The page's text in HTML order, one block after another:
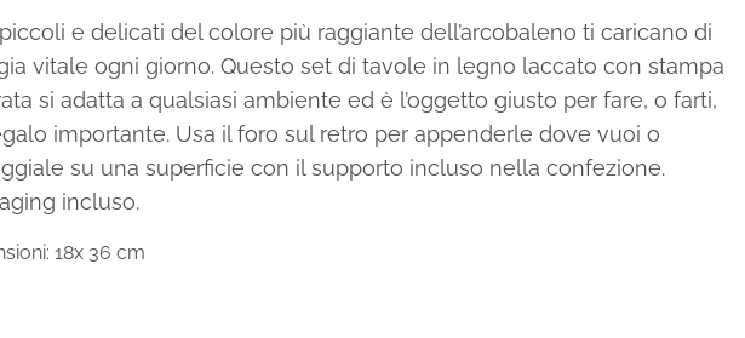
e delicati del colore più raggiante dell’arcobaleno ti caricano di
vitale ogni giorno. Questo set di tavole in legno laccato con stampa
si adatta a qualsiasi ambiente ed è l’oggetto giusto per fare, o farti,
importante. Usa il foro sul retro per appenderle dove vuoi o
su una superficie con il supporto incluso nella confezione.
incluso.
18x 36 cm